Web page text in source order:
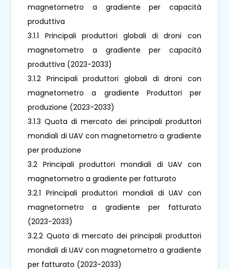
magnetometro a gradiente per capacità
produttiva
3.1.1 Principali produttori globali di droni con
magnetometro a gradiente per capacità
produttiva (2023-2033)
3.1.2 Principali produttori globali di droni con
magnetometro a gradiente Produttori per
produzione (2023-2033)
3.1.3 Quota di mercato dei principali produttori
mondiali di UAV con magnetometro a gradiente
per produzione
3.2 Principali produttori mondiali di UAV con
magnetometro a gradiente per fatturato
3.2.1 Principali produttori mondiali di UAV con
magnetometro a gradiente per fatturato
(2023-2033)
3.2.2 Quota di mercato dei principali produttori
mondiali di UAV con magnetometro a gradiente
per fatturato (2023-2033)